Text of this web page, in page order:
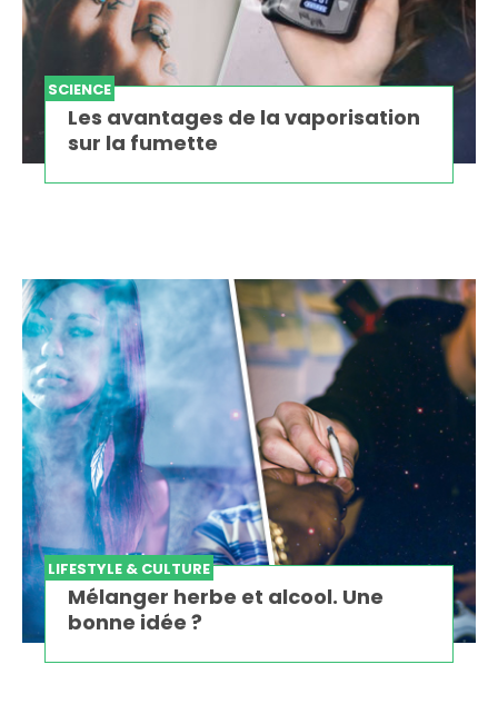
SCIENCE
Les avantages de la vaporisation
sur la fumette
LIFESTYLE & CULTURE
Mélanger herbe et alcool. Une
bonne idée ?